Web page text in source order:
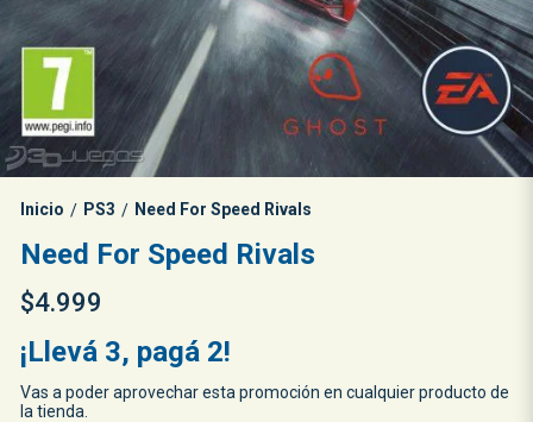
Inicio / PS3 / Need For Speed Rivals
Need For Speed Rivals
$4.999
¡Llevá 3, pagá 2!
Vas a poder aprovechar esta promoción en cualquier producto de
la tienda.